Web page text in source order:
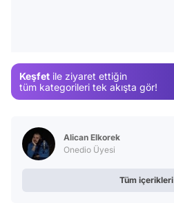
Keşfet ile ziyaret ettiğin
tüm kategorileri tek akışta gör!
Alican Elkorek
Onedio Üyesi
Tüm içerikleri